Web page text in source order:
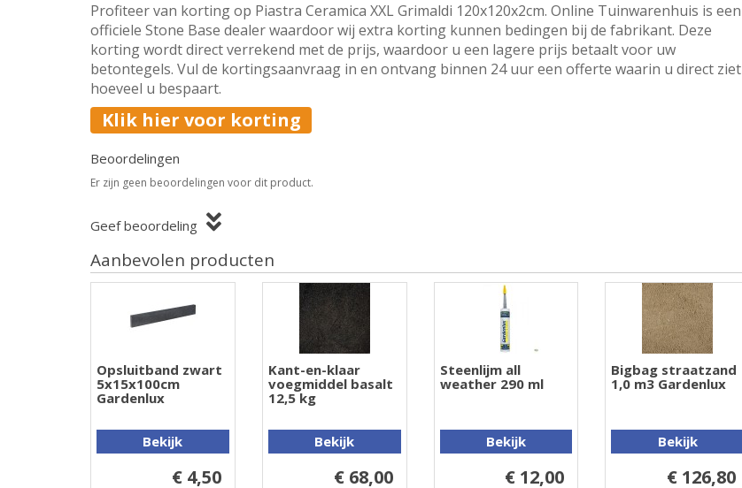
Profiteer van korting op Piastra Ceramica XXL Grimaldi 120x120x2cm. Online Tuinwarenhuis is een
officiele Stone Base dealer waardoor wij extra korting kunnen bedingen bij de fabrikant. Deze
korting wordt direct verrekend met de prijs, waardoor u een lagere prijs betaalt voor uw
betontegels. Vul de kortingsaanvraag in en ontvang binnen 24 uur een offerte waarin u direct ziet
hoeveel u bespaart.
Klik hier voor korting
Beoordelingen
Er zijn geen beoordelingen voor dit product.
Geef beoordeling
Aanbevolen producten
Opsluitband zwart
5x15x100cm
Gardenlux
Bekijk
€ 4,50
Kant-en-klaar
voegmiddel basalt
12,5 kg
Bekijk
€ 68,00
Steenlijm all
weather 290 ml
Bekijk
€ 12,00
Bigbag straatzand
1,0 m3 Gardenlux
Bekijk
€ 126,80